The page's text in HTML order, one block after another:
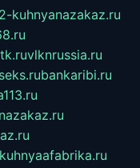
kuhnyanazakaz.ru
vlknrussia.ru
bankaribi.ru